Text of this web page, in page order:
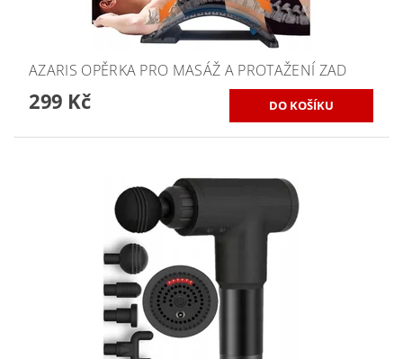
AZARIS OPĚRKA PRO MASÁŽ A PROTAŽENÍ ZAD
299 Kč